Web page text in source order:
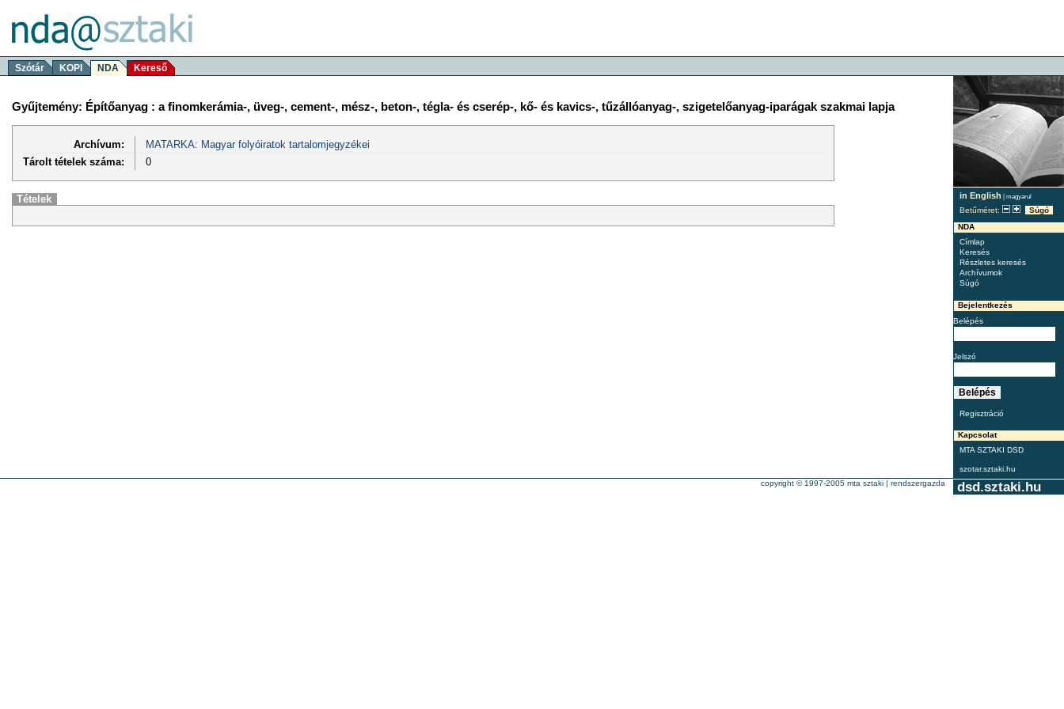
Szótár KOPI NDA Kereső
in English | magyarul
Betűméret:
Súgó
NDA
Címlap
Keresés
Részletes keresés
Archívumok
Súgó
Bejelentkezés
Belépés
Jelszó
Regisztráció
Kapcsolat
MTA SZTAKI DSD
szotar.sztaki.hu
Gyűjtemény: Építőanyag : a finomkerámia-, üveg-, cement-, mész-, beton-, tégla- és cserép-, kő- és kavics-, tűzállóanyag-, szigetelőanyag-iparágak szakmai lapja
Archívum:
MATARKA: Magyar folyóiratok tartalomjegyzékei
Tárolt tételek száma:
0
Tételek
dsd.sztaki.hu
copyright © 1997-2005 mta sztaki | rendszergazda